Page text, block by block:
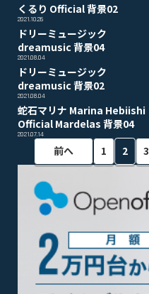
くるり Official 背景02
2021.10.26
ドリーミュージック
dreamusic 背景04
2021.08.04
ドリーミュージック
dreamusic 背景02
2021.08.04
蛇石マリナ Marina Hebiishi
Official Mardelas 背景04
2021.07.14
前へ 1 2 3